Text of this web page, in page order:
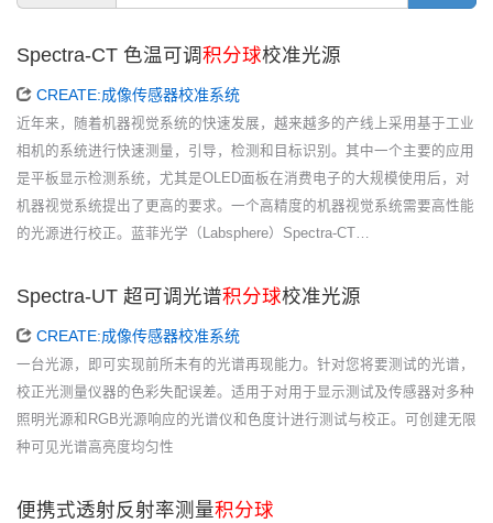
Spectra-CT 色温可调积分球校准光源
CREATE:成像传感器校准系统
近年来，随着机器视觉系统的快速发展，越来越多的产线上采用基于工业
相机的系统进行快速测量，引导，检测和目标识别。其中一个主要的应用
是平板显示检测系统，尤其是OLED面板在消费电子的大规模使用后，对
机器视觉系统提出了更高的要求。一个高精度的机器视觉系统需要高性能
的光源进行校正。蓝菲光学（Labsphere）Spectra-CT…
Spectra-UT 超可调光谱积分球校准光源
CREATE:成像传感器校准系统
一台光源，即可实现前所未有的光谱再现能力。针对您将要测试的光谱，
校正光测量仪器的色彩失配误差。适用于对用于显示测试及传感器对多种
照明光源和RGB光源响应的光谱仪和色度计进行测试与校正。可创建无限
种可见光谱高亮度均匀性
便携式透射反射率测量积分球